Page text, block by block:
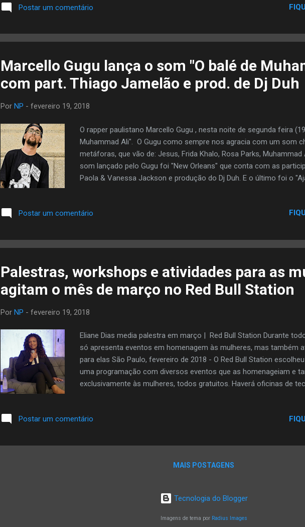
Postar um comentário
Marcello Gugu lança o som "O balé de
com part. Thiago Jamelão e prod. de Dj Duh
Por NP - fevereiro 19, 2018
O rapper paulistano Marcello Gugu , nesta noite de segunda feira
Muhammad Ali". O Gugu como sempre nos agracia com um som
metáforas, que vão de: Jesus, Frida Khalo, Rosa Parks,
som lançado pelo Gugu foi "New Orleans" que conta com as
Paola & Vanessa Jackson e produção do Dj Duh. E o último foi o
2018. Este som conta com produção do renomado Dj Duh e
Wesley. Produção musical: DJ Duh (Groove Arts).Baixo: Weslei...
Postar um comentário
Palestras, workshops e atividades para as
agitam o mês de março no Red Bull Station
Por NP - fevereiro 19, 2018
Eliane Dias media palestra em março | Red Bull Station Durante
só apresenta eventos em homenagem às mulheres, mas também
para elas São Paulo, fevereiro de 2018 - O Red Bull Station
uma programação com diversos eventos que as homenageiam e
exclusivamente às mulheres, todos gratuitos. Haverá oficinas de
tradicional slam (poesia falada) que ocorre mensalmente no Red
lançamento do livro "Sangria", da poetisa Luisa Romão. Confira a
Postar um comentário
MAIS POSTAGENS
Tecnologia do Blogger
Imagens de tema por Radius Images